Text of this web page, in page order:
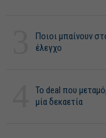
Ποιοι μπαίνουν
έλεγχο
Το deal που
μία δεκαετία